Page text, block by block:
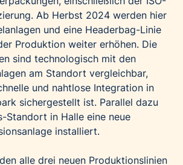
Ab Herbst 2024 werden hier
und eine Headerbag-Linie
Produktion weiter erhöhen. Die
sind technologisch mit den
am Standort vergleichbar,
und nahtlose Integration in
sichergestellt ist. Parallel dazu
Standort in Halle eine neue
installiert.
alle drei neuen Produktionslinien